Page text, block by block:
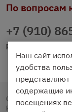
По вопросам
+7 (910)
Copyright © 2020 -
Разработка и
Наш сайт
удобства
содержащие
посещениях